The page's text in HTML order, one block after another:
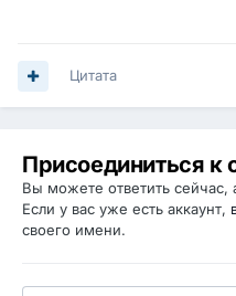
Цитата
Присоединиться
Вы можете ответить сейчас,
Если у вас уже есть аккаунт,
своего имени.